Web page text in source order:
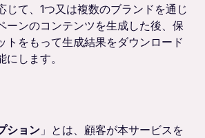
じて、1つ又は複数のブランドを通じ
ーンのコンテンツを生成した後、保
トをもって生成結果をダウンロード
します。
ション 」とは、顧客が本サービスを